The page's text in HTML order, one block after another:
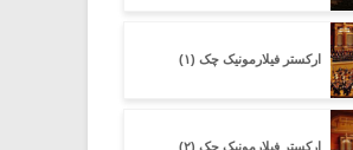
ارکستر فیلارمونیک چک (۱)
ارکستر فیلارمونیک چک (۲)